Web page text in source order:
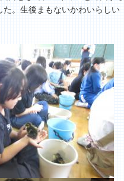
。生後まもないかわいらしい